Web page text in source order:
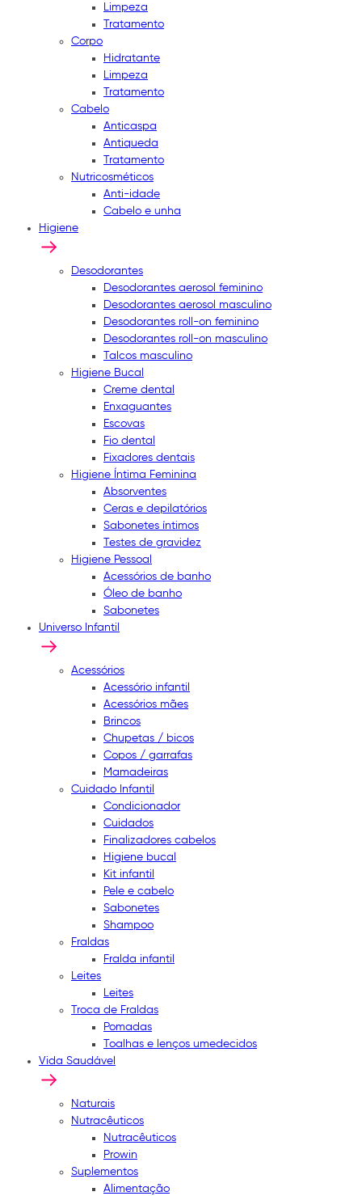
Limpeza
Tratamento
Corpo
Hidratante
Limpeza
Tratamento
Cabelo
Anticaspa
Antiqueda
Tratamento
Nutricosméticos
Anti-idade
Cabelo e unha
Higiene
Desodorantes
Desodorantes aerosol feminino
Desodorantes aerosol masculino
Desodorantes roll-on feminino
Desodorantes roll-on masculino
Talcos masculino
Higiene Bucal
Creme dental
Enxaguantes
Escovas
Fio dental
Fixadores dentais
Higiene Íntima Feminina
Absorventes
Ceras e depilatórios
Sabonetes íntimos
Testes de gravidez
Higiene Pessoal
Acessórios de banho
Óleo de banho
Sabonetes
Universo Infantil
Acessórios
Acessório infantil
Acessórios mães
Brincos
Chupetas / bicos
Copos / garrafas
Mamadeiras
Cuidado Infantil
Condicionador
Cuidados
Finalizadores cabelos
Higiene bucal
Kit infantil
Pele e cabelo
Sabonetes
Shampoo
Fraldas
Fralda infantil
Leites
Leites
Troca de Fraldas
Pomadas
Toalhas e lenços umedecidos
Vida Saudável
Naturais
Nutracêuticos
Nutracêuticos
Prowin
Suplementos
Alimentação